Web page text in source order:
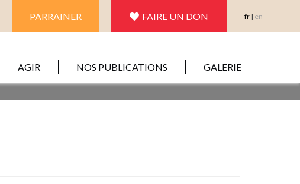
PARRAINER FAIRE UN DON fr | en
AGIR NOS PUBLICATIONS GALERIE